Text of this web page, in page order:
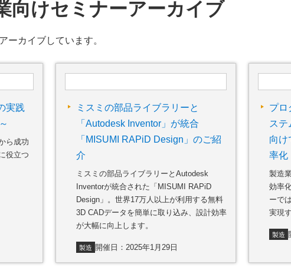
向けセミナーアーカイブ
ーカイブしています。
実践
ら成功
役立つ
ミスミの部品ライブラリーと
「Autodesk Inventor」が統合
「MISUMI RAPiD Design」のご紹
介
ミスミの部品ライブラリーとAutodesk
Inventorが統合された「MISUMI RAPiD
Design」。世界17万人以上が利用する無料
3D CADデータを簡単に取り込み、設計効率
が大幅に向上します。
製造 開催日：2025年1月29日
プロ
ステ
向け
率化
製造
効率
ーで
実現
製造